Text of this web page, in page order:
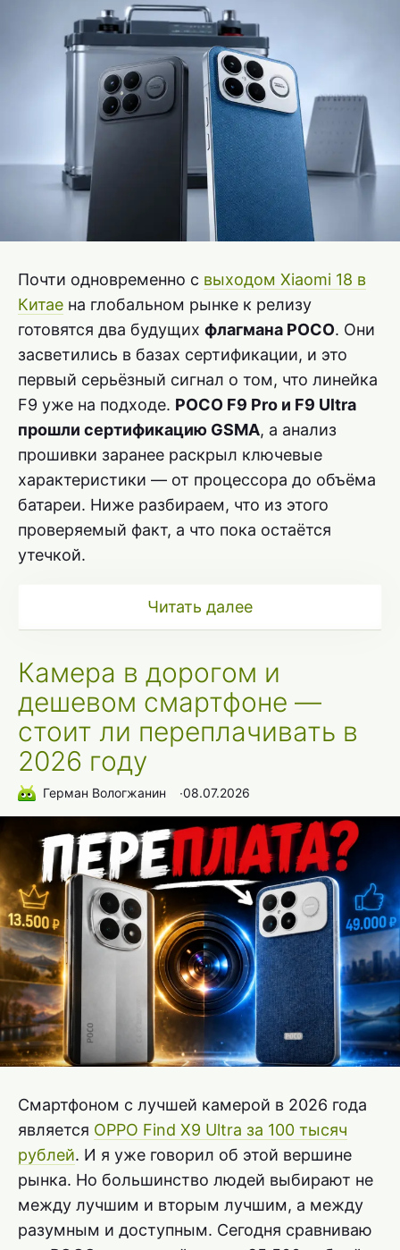
Почти одновременно с выходом Xiaomi 18 в
Китае на глобальном рынке к релизу
готовятся два будущих флагмана POCO. Они
засветились в базах сертификации, и это
первый серьёзный сигнал о том, что линейка
F9 уже на подходе. POCO F9 Pro и F9 Ultra
прошли сертификацию GSMA, а анализ
прошивки заранее раскрыл ключевые
характеристики — от процессора до объёма
батареи. Ниже разбираем, что из этого
проверяемый факт, а что пока остаётся
утечкой.
Читать далее
Камера в дорогом и
дешевом смартфоне —
стоит ли переплачивать в
2026 году
Герман Вологжанин ∙08.07.2026
Смартфоном с лучшей камерой в 2026 года
является OPPO Find X9 Ultra за 100 тысяч
рублей. И я уже говорил об этой вершине
рынка. Но большинство людей выбирают не
между лучшим и вторым лучшим, а между
разумным и доступным. Сегодня сравниваю